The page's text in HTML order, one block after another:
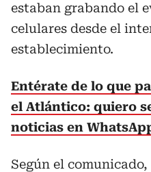
estaban grabando el
celulares desde el
establecimiento.
Entérate de lo que
el Atlántico: quiero
noticias en
Según el